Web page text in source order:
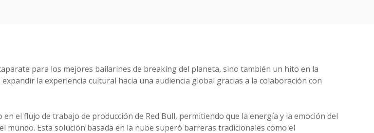
para los mejores bailarines de breaking del planeta, sino también un hito en la
la experiencia cultural hacia una audiencia global gracias a la colaboración con
en el flujo de trabajo de producción de Red Bull, permitiendo que la energía y la emoción del
Esta solución basada en la nube superó barreras tradicionales como el